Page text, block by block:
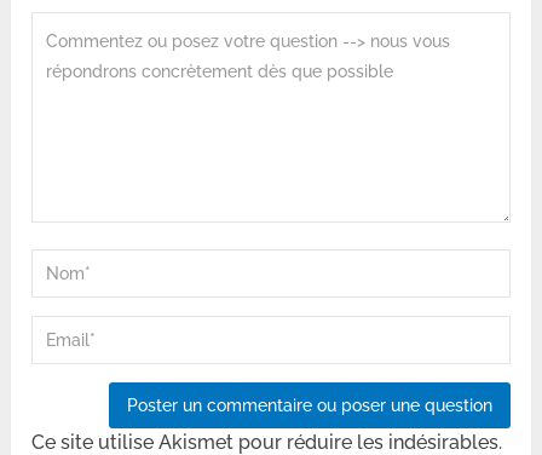
Ce site utilise Akismet pour réduire les indésirables.